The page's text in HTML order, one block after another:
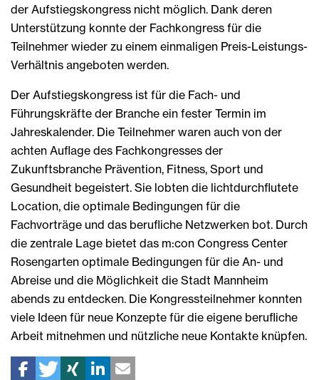
der Aufstiegskongress nicht möglich. Dank deren
Unterstützung konnte der Fachkongress für die
Teilnehmer wieder zu einem einmaligen Preis-Leistungs-
Verhältnis angeboten werden.
Der Aufstiegskongress ist für die Fach- und
Führungskräfte der Branche ein fester Termin im
Jahreskalender. Die Teilnehmer waren auch von der
achten Auflage des Fachkongresses der
Zukunftsbranche Prävention, Fitness, Sport und
Gesundheit begeistert. Sie lobten die lichtdurchflutete
Location, die optimale Bedingungen für die
Fachvorträge und das berufliche Netzwerken bot. Durch
die zentrale Lage bietet das m:con Congress Center
Rosengarten optimale Bedingungen für die An- und
Abreise und die Möglichkeit die Stadt Mannheim
abends zu entdecken. Die Kongressteilnehmer konnten
viele Ideen für neue Konzepte für die eigene berufliche
Arbeit mitnehmen und nützliche neue Kontakte knüpfen.